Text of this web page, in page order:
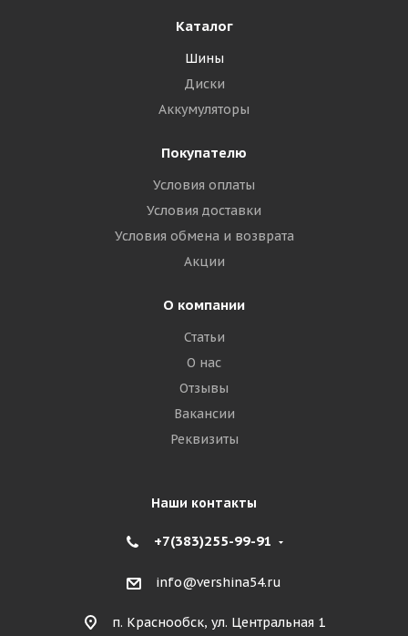
Каталог
Шины
Диски
Аккумуляторы
Покупателю
Условия оплаты
Условия доставки
Условия обмена и возврата
Акции
О компании
Статьи
О нас
Отзывы
Вакансии
Реквизиты
Наши контакты
+7(383)255-99-91
info@vershina54.ru
п. Краснообск, ул. Центральная 1